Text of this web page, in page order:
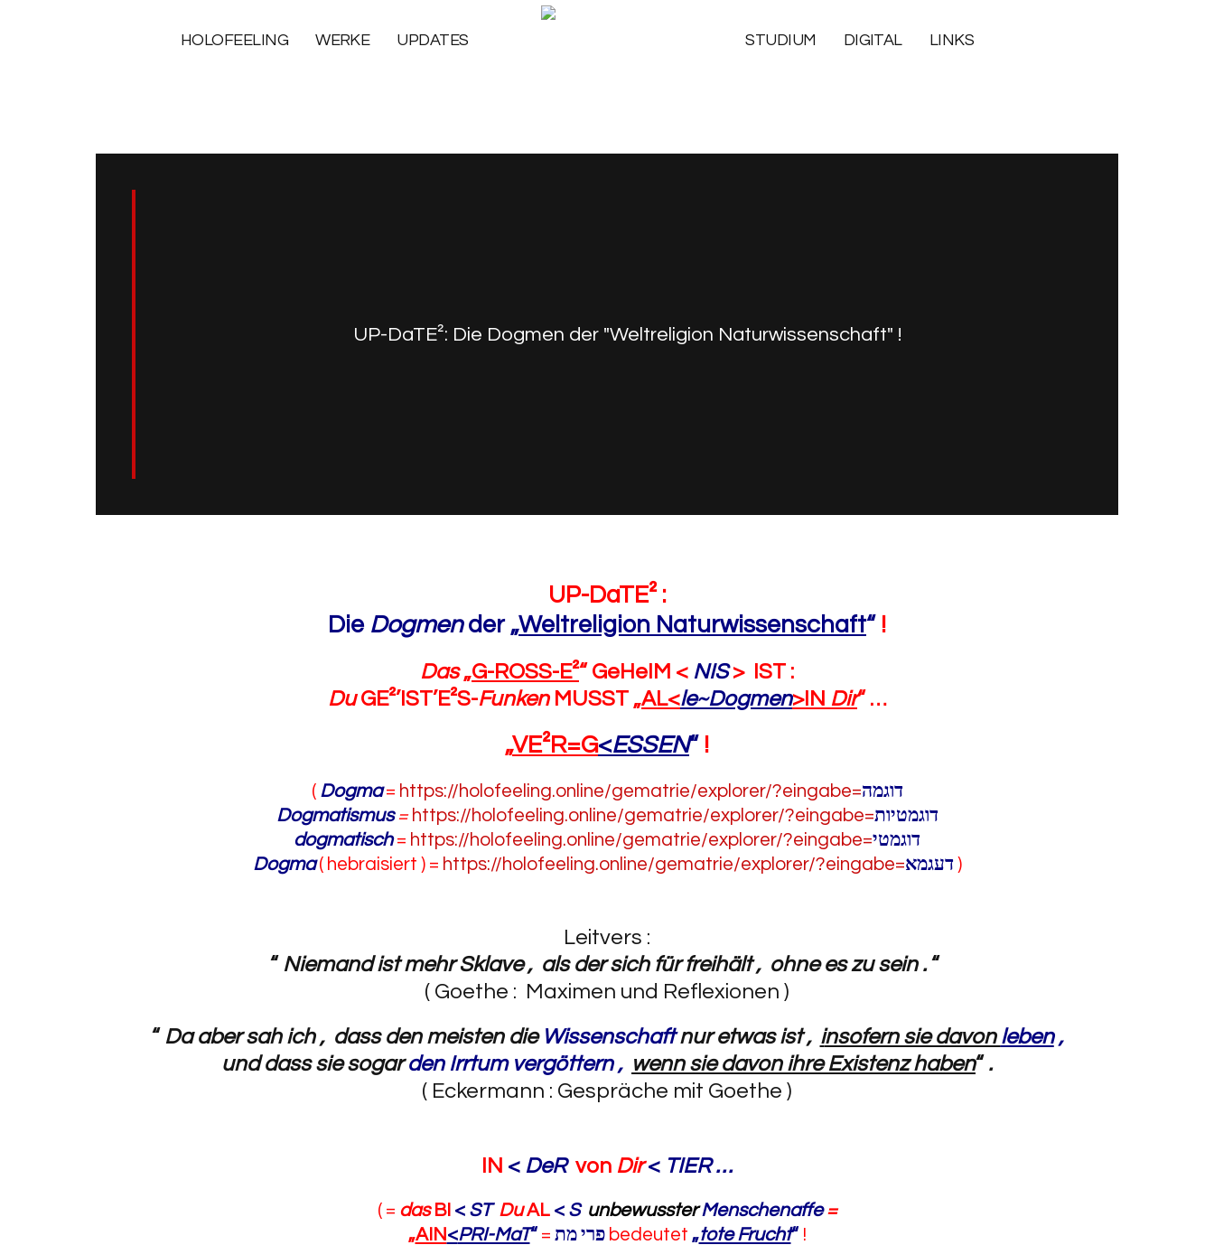
HOLOFEELING WERKE UPDATES STUDIUM DIGITAL LINKS
UP-DaTE²: Die Dogmen der "Weltreligion Naturwissenschaft" !
UP-DaTE² :
Die Dogmender „Weltreligion Naturwissenschaft“ !
Das„G-ROSS-E²“ GeHeIM < NIS > IST :
DuGE²’IST’E²S-Funken MUSST „AL<le~Dogmen>IN Dir“ …
„VE²R=G<ESSEN“ !
( Dogma = https://holofeeling.online/gematrie/explorer/?eingabe=דוגמה
Dogmatismus = https://holofeeling.online/gematrie/explorer/?eingabe=דוגמטיות
dogmatisch = https://holofeeling.online/gematrie/explorer/?eingabe=דוגמטי
Dogma ( hebraisiert ) = https://holofeeling.online/gematrie/explorer/?eingabe=דעגמא )
Leitvers :
“ Niemand ist mehr Sklave , als der sich für freihält , ohne es zu sein .“
( Goethe : Maximen und Reflexionen )
“ Da aber sah ich , dass den meisten die Wissenschaftnur etwas ist , insofern sie davon leben,
und dass sie sogarden Irrtum vergöttern , wenn sie davon ihre Existenz haben“ .
( Eckermann : Gespräche mit Goethe )
IN < DeR von Dir< TIER …
( = das BI < STDu AL < S unbewussterMenschenaffe=
„AIN<PRI-MaT“ = פרי מתbedeutet „tote Frucht“ !